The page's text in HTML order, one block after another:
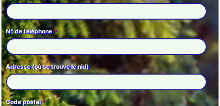
N° de téléphone*
Adresse (où se trouve le nid)
Code postal*